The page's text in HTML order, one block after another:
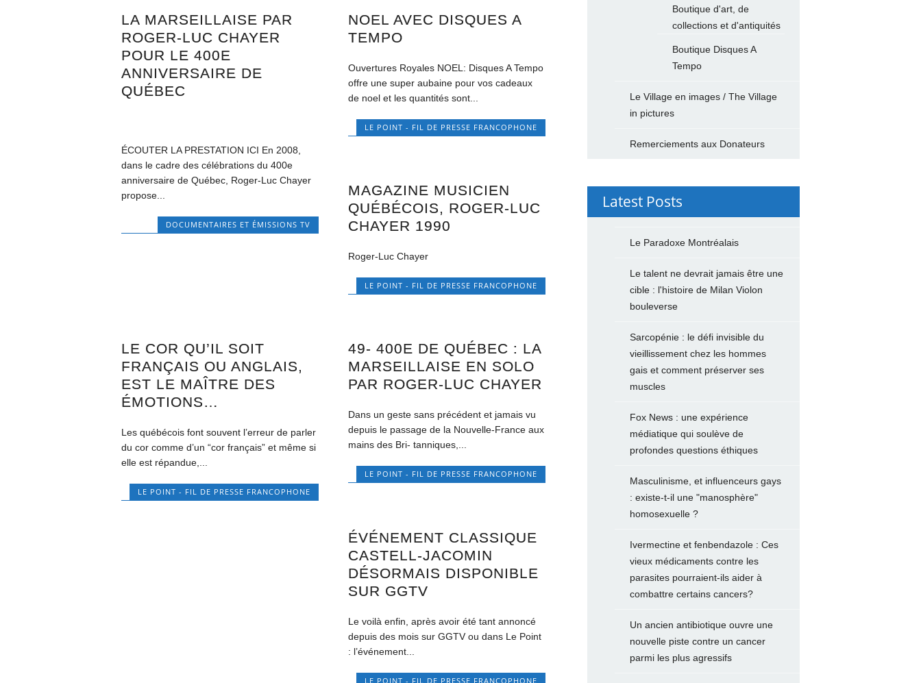
LA MARSEILLAISE PAR
ROGER-LUC CHAYER
POUR LE 400E
ANNIVERSAIRE DE
QUÉBEC
ÉCOUTER LA PRESTATION ICI En 2008,
dans le cadre des célébrations du 400e
anniversaire de Québec, Roger-Luc Chayer
propose...
DOCUMENTAIRES ET ÉMISSIONS TV
NOEL AVEC DISQUES A
TEMPO
Ouvertures Royales NOEL: Disques A Tempo
offre une super aubaine pour vos cadeaux
de noel et les quantités sont...
LE POINT - FIL DE PRESSE FRANCOPHONE
MAGAZINE MUSICIEN
QUÉBÉCOIS, ROGER-LUC
CHAYER 1990
Roger-Luc Chayer
LE POINT - FIL DE PRESSE FRANCOPHONE
LE COR QU’IL SOIT
FRANÇAIS OU ANGLAIS,
EST LE MAÎTRE DES
ÉMOTIONS…
Les québécois font souvent l’erreur de parler
du cor comme d’un “cor français” et même si
elle est répandue,...
LE POINT - FIL DE PRESSE FRANCOPHONE
49- 400E DE QUÉBEC : LA
MARSEILLAISE EN SOLO
PAR ROGER-LUC CHAYER
Dans un geste sans précédent et jamais vu
depuis le passage de la Nouvelle-France aux
mains des Bri- tanniques,...
LE POINT - FIL DE PRESSE FRANCOPHONE
ÉVÉNEMENT CLASSIQUE
CASTELL-JACOMIN
DÉSORMAIS DISPONIBLE
SUR GGTV
Le voilà enfin, après avoir été tant annoncé
depuis des mois sur GGTV ou dans Le Point
: l’événement...
LE POINT - FIL DE PRESSE FRANCOPHONE
Boutique d'art, de
collections et d'antiquités
Boutique Disques A
Tempo
Le Village en images / The Village
in pictures
Remerciements aux Donateurs
Latest Posts
Le Paradoxe Montréalais
Le talent ne devrait jamais être une
cible : l'histoire de Milan Violon
bouleverse
Sarcopénie : le défi invisible du
vieillissement chez les hommes
gais et comment préserver ses
muscles
Fox News : une expérience
médiatique qui soulève de
profondes questions éthiques
Masculinisme, et influenceurs gays
: existe-t-il une "manosphère"
homosexuelle ?
Ivermectine et fenbendazole : Ces
vieux médicaments contre les
parasites pourraient-ils aider à
combattre certains cancers?
Un ancien antibiotique ouvre une
nouvelle piste contre un cancer
parmi les plus agressifs